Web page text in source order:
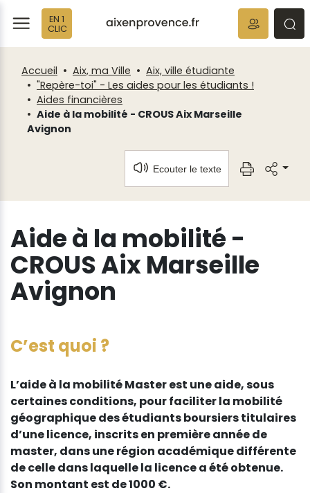
EN 1
CLIC
Accueil Aix, ma Ville
Aix, ville étudiante
"Repère-toi" - Les aides pour les étudiants !
Aides financières
Aide à la mobilité - CROUS Aix Marseille
Avignon
Ecouter le texte
Aide à la mobilité -
CROUS Aix Marseille
Avignon
C’est quoi ?
L’aide à la mobilité Master est une aide, sous
certaines conditions, pour faciliter la mobilité
géographique des étudiants boursiers titulaires
d’une licence, inscrits en première année de
master, dans une région académique différente
de celle dans laquelle la licence a été obtenue.
Son montant est de 1000 €.
Fenêtre
de
chat
Panneau de gestion des cookies